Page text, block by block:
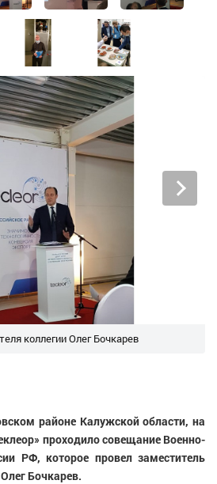
коллегии Олег Бочкарев
районе Калужской области, на
проходило совещание Военно-
РФ, которое провел заместитель
Бочкарев.